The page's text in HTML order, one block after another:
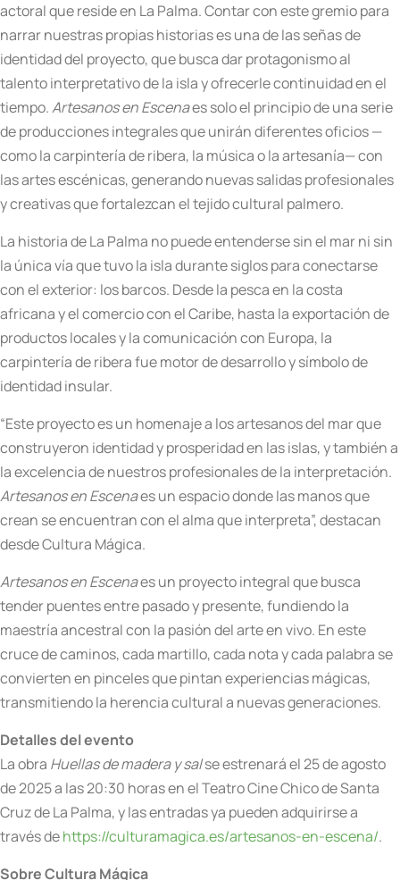
actoral que reside en La Palma. Contar con este gremio para
narrar nuestras propias historias es una de las señas de
identidad del proyecto, que busca dar protagonismo al
talento interpretativo de la isla y ofrecerle continuidad en el
tiempo.Artesanos en Escenaes solo el principio de una serie
de producciones integrales que unirán diferentes oficios —
como la carpintería de ribera, la música o la artesanía— con
las artes escénicas, generando nuevas salidas profesionales
y creativas que fortalezcan el tejido cultural palmero.
La historia de La Palma no puede entenderse sin el mar ni sin
la única vía que tuvo la isla durante siglos para conectarse
con el exterior: los barcos. Desde la pesca en la costa
africana y el comercio con el Caribe, hasta la exportación de
productos locales y la comunicación con Europa, la
carpintería de ribera fue motor de desarrollo y símbolo de
identidad insular.
“Este proyecto es un homenaje a los artesanos del mar que
construyeron identidad y prosperidad en las islas, y también a
la excelencia de nuestros profesionales de la interpretación.
Artesanos en Escenaes un espacio donde las manos que
crean se encuentran con el alma que interpreta”, destacan
desde Cultura Mágica.
Artesanos en Escenaes un proyecto integral que busca
tender puentes entre pasado y presente, fundiendo la
maestría ancestral con la pasión del arte en vivo. En este
cruce de caminos, cada martillo, cada nota y cada palabra se
convierten en pinceles que pintan experiencias mágicas,
transmitiendo la herencia cultural a nuevas generaciones.
Detalles del evento
La obra Huellas de madera y salse estrenará el 25 de agosto
de 2025 a las 20:30 horas en el Teatro Cine Chico de Santa
Cruz de La Palma, y las entradas ya pueden adquirirse a
través dehttps://culturamagica.es/artesanos-en-escena/.
Sobre Cultura Mágica